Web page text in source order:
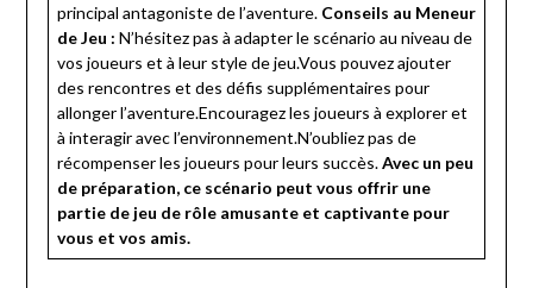
principal antagoniste de l’aventure. Conseils au Meneur
de Jeu : N’hésitez pas à adapter le scénario au niveau de
vos joueurs et à leur style de jeu.Vous pouvez ajouter
des rencontres et des défis supplémentaires pour
allonger l’aventure.Encouragez les joueurs à explorer et
à interagir avec l’environnement.N’oubliez pas de
récompenser les joueurs pour leurs succès.Avec un peu
de préparation, ce scénario peut vous offrir une
partie de jeu de rôle amusante et captivante pour
vous et vos amis.